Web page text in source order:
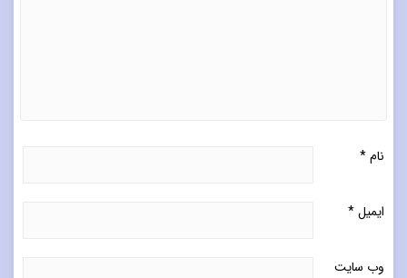
نام*
ایمیل*
وب‌ سایت